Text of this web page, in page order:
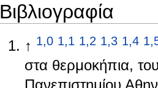
Βιβλιογραφία
↑ 1,0 1,1 1,2 1,3 1,4
στα θερμοκήπια,
Πανεπιστημίου